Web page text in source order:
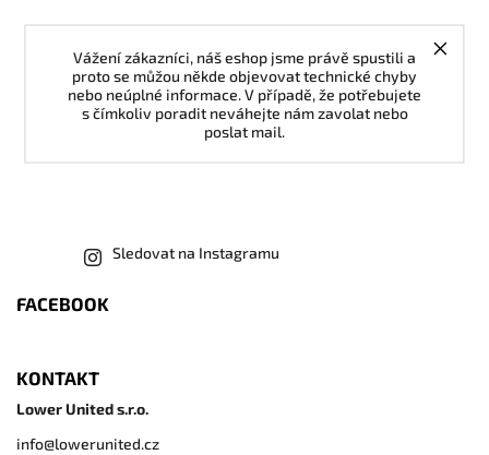
Vážení zákazníci, náš eshop jsme právě spustili a
proto se můžou někde objevovat technické chyby
nebo neúplné informace. V případě, že potřebujete
s čímkoliv poradit neváhejte nám zavolat nebo
poslat mail.
Sledovat na Instagramu
FACEBOOK
KONTAKT
Lower United s.r.o.
info@lowerunited.cz